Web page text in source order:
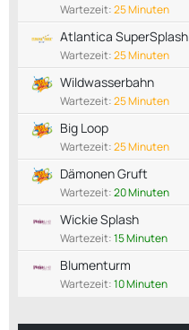
Wartezeit:25 Minuten
Atlantica SuperSplash
Wartezeit:25 Minuten
Wildwasserbahn
Wartezeit:25 Minuten
Big Loop
Wartezeit:25 Minuten
Dämonen Gruft
Wartezeit:20 Minuten
Wickie Splash
Wartezeit:15 Minuten
Blumenturm
Wartezeit:10 Minuten